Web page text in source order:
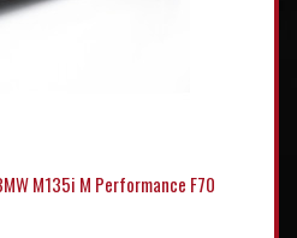
M135i M Performance F70